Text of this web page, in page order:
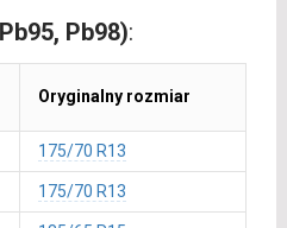
Pb98):
Oryginalny rozmiar
175/70 R13
175/70 R13